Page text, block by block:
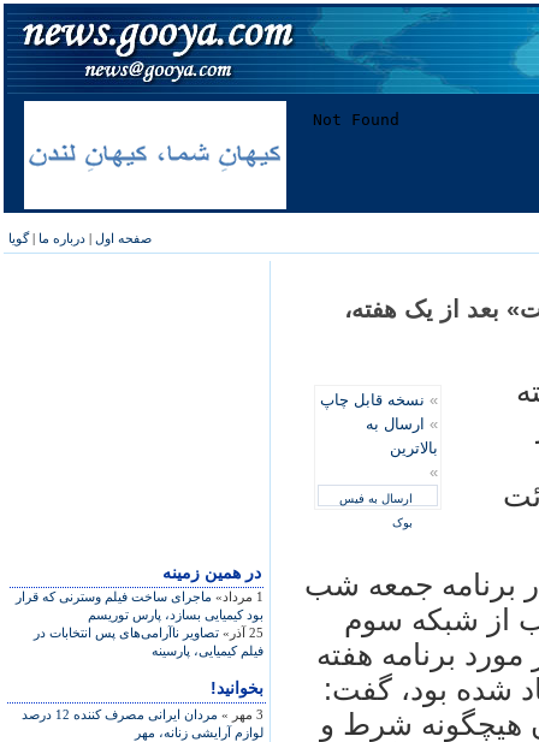
صفحه اول | درباره ما |گویا
در همين زمينه
1 مرداد»
ماجرای ساخت فیلم وسترنی که قرار
بود کیمیایی بسازد، پارس توریسم
25 آذر»
تصاویر ناآرامی‌های پس انتخابات در
فیلم کیمیایی، پارسینه
بخوانید!
3 مهر »
مردان ایرانی مصرف کننده 12 درصد
لوازم آرایشی زنانه، مهر
بعد از یک هفته،
» نسخه قابل چاپ
» ارسال به
بالاترین
»
ارسال به فیس
بوک
برنامه جمعه شب
از شبکه سوم
برنامه هفته
شده بود، گفت:
هیچگونه شرط و